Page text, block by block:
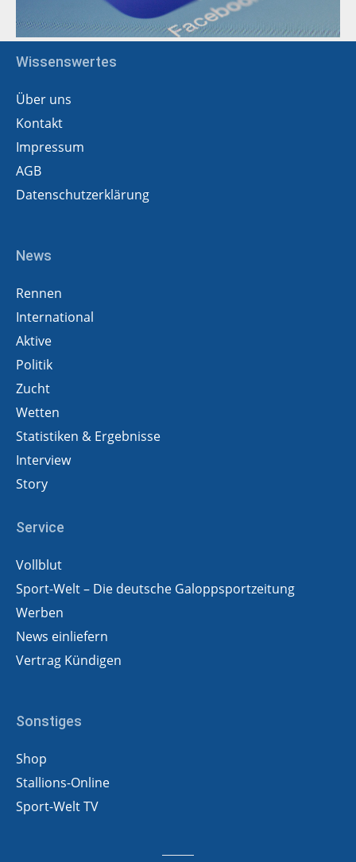
Wissenswertes
Über uns
Kontakt
Impressum
AGB
Datenschutzerklärung
News
Rennen
International
Aktive
Politik
Zucht
Wetten
Statistiken & Ergebnisse
Interview
Story
Service
Vollblut
Sport-Welt – Die deutsche Galoppsportzeitung
Werben
News einliefern
Vertrag Kündigen
Sonstiges
Shop
Stallions-Online
Sport-Welt TV